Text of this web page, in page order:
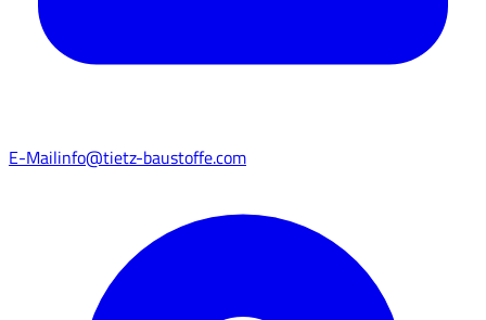
E-Mailinfo@tietz-baustoffe.com